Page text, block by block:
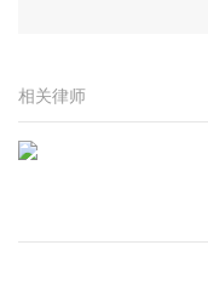
相关律师